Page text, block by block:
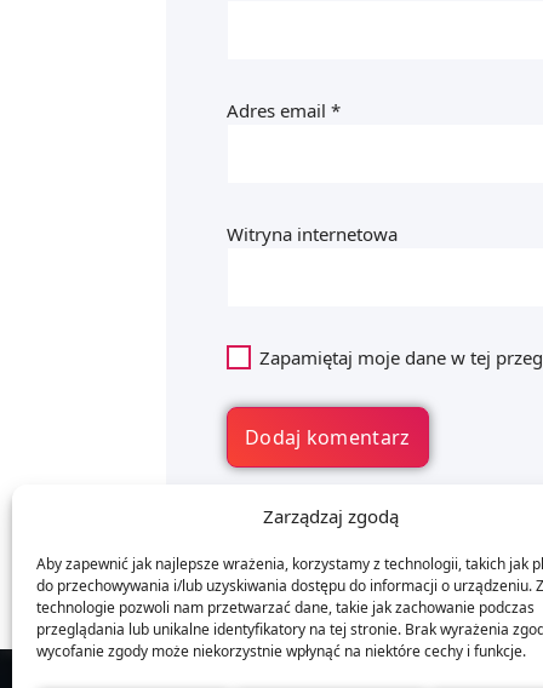
Zarządzaj zgodą
Aby zapewnić jak najlepsze wrażenia, korzystamy z technologii, takich jak
do przechowywania i/lub uzyskiwania dostępu do informacji o urządzeniu.
technologie pozwoli nam przetwarzać dane, takie jak zachowanie podczas
przeglądania lub unikalne identyfikatory na tej stronie. Brak wyrażenia
wycofanie zgody może niekorzystnie wpłynąć na niektóre cechy i funkcje.
Adres email *
Witryna internetowa
Zapamiętaj moje dane w tej